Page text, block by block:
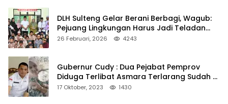
DLH Sulteng Gelar Berani Berbagi, Wagub:
Pejuang Lingkungan Harus Jadi Teladan
Kepedulian
26 Februari, 2026 4243
Gubernur Cudy : Dua Pejabat Pemprov
Diduga Terlibat Asmara Terlarang Sudah di
Non Job
17 Oktober, 2023 1430